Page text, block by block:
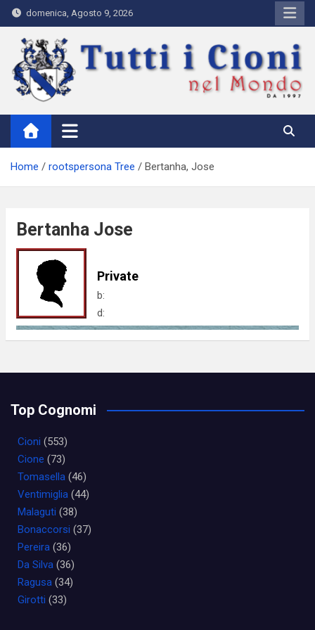
Skip
to
content
domenica, Agosto 9, 2026
Tutti i Cioni nel Mondo
Where Cioni`s come from
Home rootspersona Tree Bertanha, Jose
Bertanha Jose
Private
b:
d:
Top Cognomi
Cioni (553)
Cione (73)
Tomasella (46)
Ventimiglia (44)
Malaguti (38)
Bonaccorsi (37)
Pereira (36)
Da Silva (36)
Ragusa (34)
Girotti (33)